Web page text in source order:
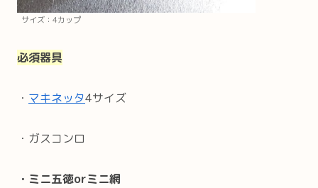
サイズ：4カップ
必須器具
・ マキネッタ4サイズ
・ガスコンロ
・ミニ五徳orミニ網